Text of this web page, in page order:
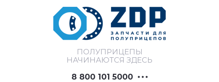
ПОЛУПРИЦЕПЫ
НАЧИНАЮТСЯ ЗДЕСЬ
8 800 101 5000